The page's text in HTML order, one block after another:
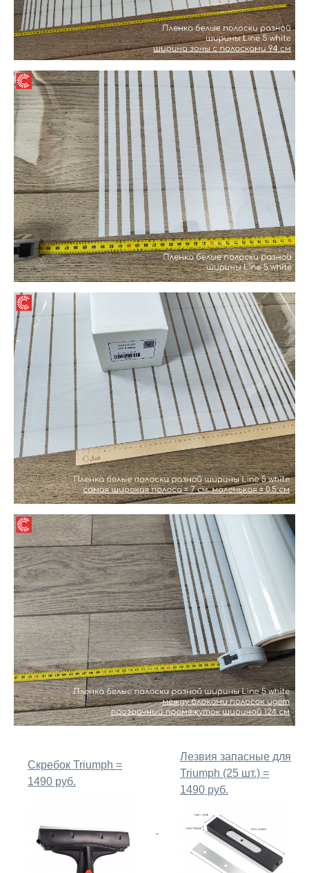
Скребок Triumph =
1490 руб.
Лезвия запасные для
Triumph (25 шт.) =
1490 руб.